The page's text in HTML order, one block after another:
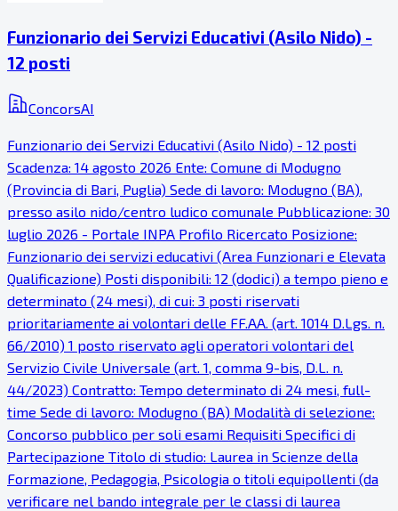
Funzionario dei Servizi Educativi (Asilo Nido) -
12 posti
ConcorsAI
Funzionario dei Servizi Educativi (Asilo Nido) - 12 posti
Scadenza: 14 agosto 2026 Ente: Comune di Modugno
(Provincia di Bari, Puglia) Sede di lavoro: Modugno (BA),
presso asilo nido/centro ludico comunale Pubblicazione: 30
luglio 2026 - Portale INPA Profilo Ricercato Posizione:
Funzionario dei servizi educativi (Area Funzionari e Elevata
Qualificazione) Posti disponibili: 12 (dodici) a tempo pieno e
determinato (24 mesi), di cui: 3 posti riservati
prioritariamente ai volontari delle FF.AA. (art. 1014 D.Lgs. n.
66/2010) 1 posto riservato agli operatori volontari del
Servizio Civile Universale (art. 1, comma 9-bis, D.L. n.
44/2023) Contratto: Tempo determinato di 24 mesi, full-
time Sede di lavoro: Modugno (BA) Modalità di selezione:
Concorso pubblico per soli esami Requisiti Specifici di
Partecipazione Titolo di studio: Laurea in Scienze della
Formazione, Pedagogia, Psicologia o titoli equipollenti (da
verificare nel bando integrale per le classi di laurea